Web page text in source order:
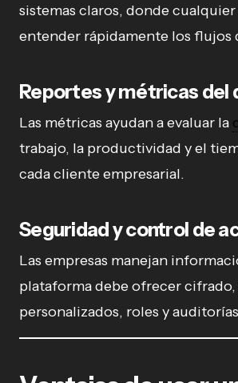
sistemas claros, donde
entender rápidamente los flujos
Reportes y métricas del
Las métricas ayudan a evaluar la
trabajo, la productividad y el
cada cliente empresarial.
Seguridad y control de
Las empresas manejan
plataforma debe ofrecer cifrado,
personalizados, roles y